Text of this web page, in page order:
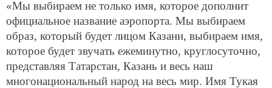
«Мы выбираем не только имя, которое дополнит
официальное название аэропорта. Мы выбираем
образ, который будет лицом Казани, выбираем имя,
которое будет звучать ежеминутно, круглосуточно,
представляя Татарстан, Казань и весь наш
многонациональный народ на весь мир. Имя Тукая